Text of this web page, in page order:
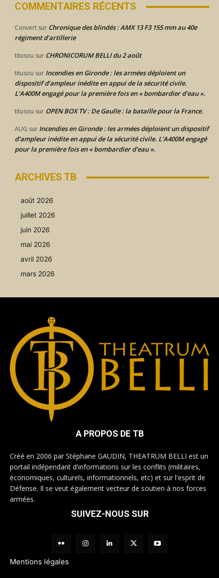
COMMENTAIRES RÉCENTS
Convert sur Chronique des blindés : AMX 13 F3 155 mm au 40e
régiment d’artillerie
titusou sur CHRONICORUM BELLI du 2 août
titusou sur Incendies en Gironde : les armées déploient un
dispositif d’ampleur inédite en appui de la sécurité civile.
L’A400M engagé pour la première fois en « bombardier d’eau ».
titusou sur OPEN BOX TV : De Gaulle : la bataille pour la France.
AUG sur Incendies en Gironde : les armées déploient un dispositif
d’ampleur inédite en appui de la sécurité civile. L’A400M engagé
pour la première fois en « bombardier d’eau ».
ARCHIVES TB
août 2026
juillet 2026
juin 2026
mai 2026
avril 2026
mars 2026
A PROPOS DE TB
Créé en 2006 par Stéphane GAUDIN, THEATRUM BELLI est un
portail indépendant d'informations sur les conflits (militaires,
économiques, culturels, informationnels, etc) et sur l'esprit de
Défense. Il se veut également vecteur de soutien à nos forces
armées.
SUIVEZ-NOUS SUR
Mentions légales